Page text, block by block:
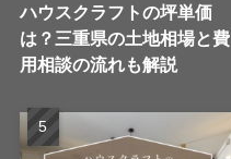
ハウスクラフトの坪単価
は？三重県の土地相場と費
用相談の流れも解説